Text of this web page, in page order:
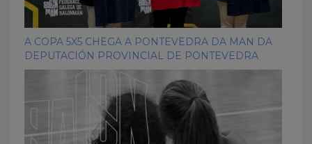
A COPA 5X5 CHEGA A PONTEVEDRA DA MAN DA
DEPUTACIÓN PROVINCIAL DE PONTEVEDRA